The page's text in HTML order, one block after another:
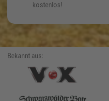
kostenlos!
Bekannt aus: